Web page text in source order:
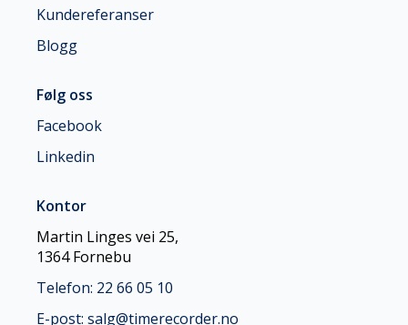
Kundereferanser
Blogg
Følg oss
Facebook
Linkedin
Kontor
Martin Linges vei 25,
1364 Fornebu
Telefon: 22 66 05 10
E-post: salg@timerecorder.no